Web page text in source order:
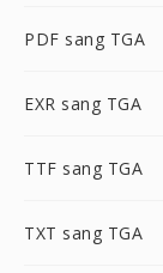
PDF sang TGA
EXR sang TGA
TTF sang TGA
TXT sang TGA